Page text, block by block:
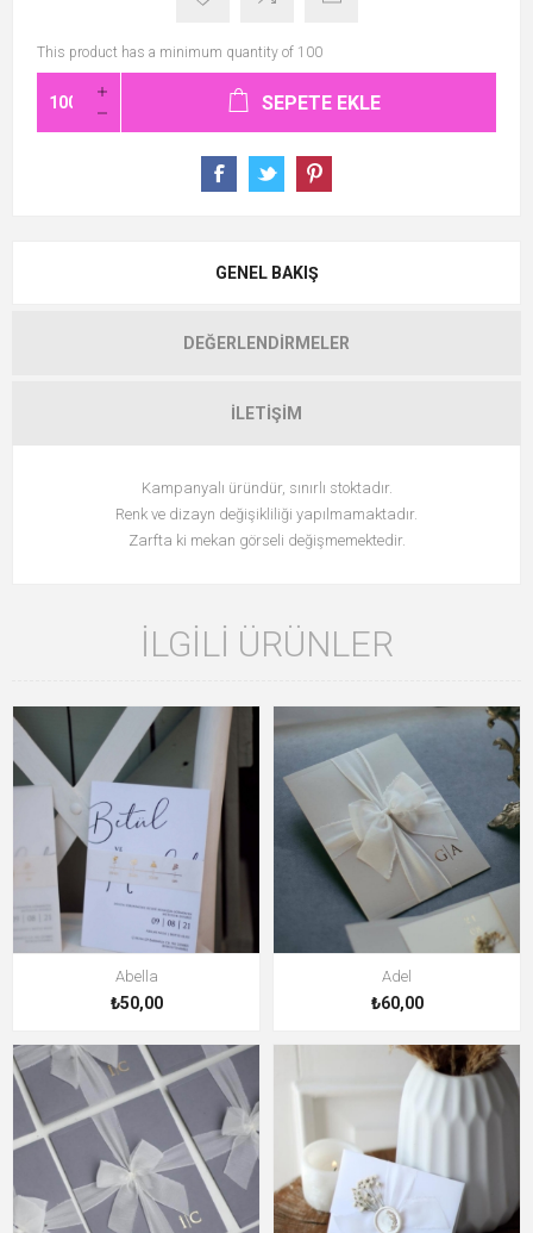
This product has a minimum quantity of 100
SEPETE EKLE
GENEL BAKIŞ
DEĞERLENDIRMELER
İLETIŞIM
Kampanyalı üründür, sınırlı stoktadır.
Renk ve dizayn değişikliliği yapılmamaktadır.
Zarfta ki mekan görseli değişmemektedir.
İLGILI ÜRÜNLER
Abella
₺50,00
Adel
₺60,00